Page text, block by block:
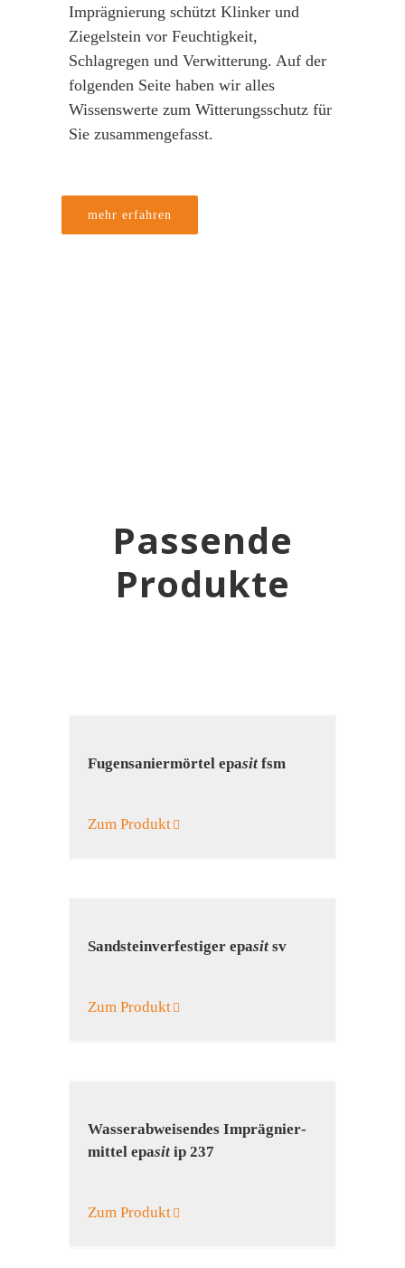
Imprägnierung schützt Klinker und
Ziegelstein vor Feuchtigkeit,
Schlagregen und Verwitterung. Auf der
folgenden Seite haben wir alles
Wissenswerte zum Witterungsschutz für
Sie zusammengefasst.
mehr erfahren
Passende
Produkte
Fugen­sanier­mörtel epasitfsm
Zum Produkt
Sand­stein­verfestiger epasitsv
Zum Produkt
Wasser­abweisendes Imprägnier­
mittel epasitip 237
Zum Produkt